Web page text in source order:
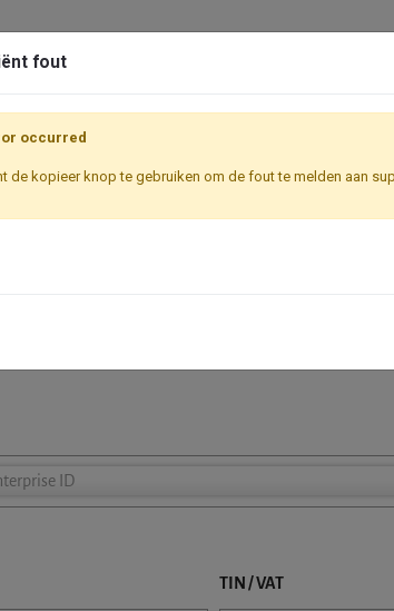
details
by name, VAT or enterprise ID. When a company is
ID
TIN / VAT
fout
occurred
de kopieer knop te gebruiken om de fout te melden aan